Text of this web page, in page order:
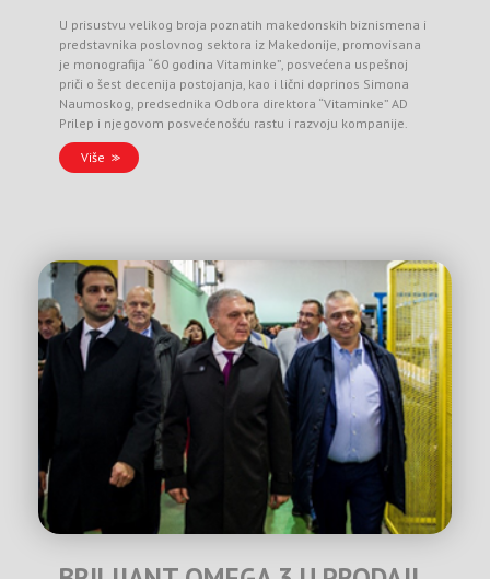
U prisustvu velikog broja poznatih makedonskih biznismena i
predstavnika poslovnog sektora iz Makedonije, promovisana
je monografija “60 godina Vitaminke”, posvećena uspešnoj
priči o šest decenija postojanja, kao i lični doprinos Simona
Naumoskog, predsednika Odbora direktora “Vitaminke” AD
Prilep i njegovom posvećenošću rastu i razvoju kompanije.
Više